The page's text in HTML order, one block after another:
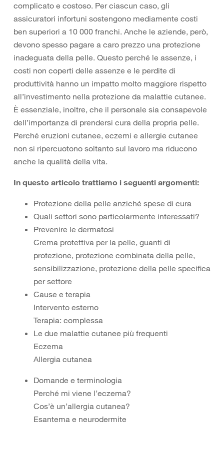
complicato e costoso. Per ciascun caso, gli
assicuratori infortuni sostengono mediamente costi
ben superiori a 10 000 franchi. Anche le aziende, però,
devono spesso pagare a caro prezzo una protezione
inadeguata della pelle. Questo perché le assenze, i
costi non coperti delle assenze e le perdite di
produttività hanno un impatto molto maggiore rispetto
all’investimento nella protezione da malattie cutanee.
È essenziale, inoltre, che il personale sia consapevole
dell’importanza di prendersi cura della propria pelle.
Perché eruzioni cutanee, eczemi e allergie cutanee
non si ripercuotono soltanto sul lavoro ma riducono
anche la qualità della vita.
In questo articolo trattiamo i seguenti argomenti:
Protezione della pelle anziché spese di cura
Quali settori sono particolarmente interessati?
Prevenire le dermatosi
Crema protettiva per la pelle, guanti di
protezione, protezione combinata della pelle,
sensibilizzazione, protezione della pelle specifica
per settore
Cause e terapia
Intervento esterno
Terapia: complessa
Le due malattie cutanee più frequenti
Eczema
Allergia cutanea
Domande e terminologia
Perché mi viene l’eczema?
Cos’è un’allergia cutanea?
Esantema e neurodermite